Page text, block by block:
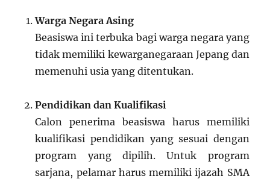
Warga Negara Asing
Beasiswa ini terbuka bagi warga negara yang
tidak memiliki kewarganegaraan Jepang dan
memenuhi usia yang ditentukan.
Pendidikan dan Kualifikasi
Calon penerima beasiswa harus memiliki
kualifikasi pendidikan yang sesuai dengan
program yang dipilih. Untuk program
sarjana, pelamar harus memiliki ijazah SMA